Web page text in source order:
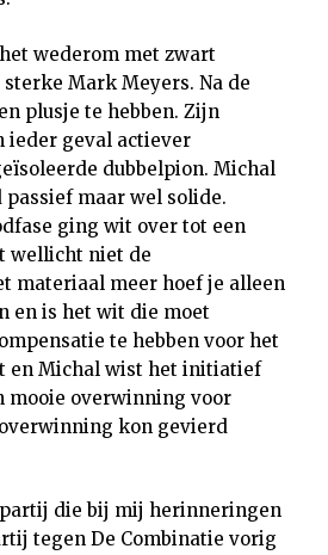
wederom met zwart
Mark Meyers. Na de
plusje te hebben. Zijn
ieder geval actiever
dubbelpion. Michal
maar wel solide.
ging wit over tot een
wellicht niet de
materiaal meer hoef je alleen
en is het wit die moet
te hebben voor het
en Michal wist het initiatief
mooie overwinning voor
kon gevierd
partij die bij mij herinneringen
tegen De Combinatie vorig